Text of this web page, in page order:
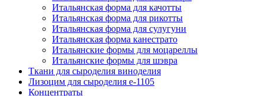
Итальянская форма для качотты
Итальянская форма для рикотты
Итальянская форма для сулугуни
Итальянская форма канестрато
Итальянские формы для моцареллы
Итальянские формы для шэвра
Ткани для сыроделия виноделия
Лизоцим для сыроделия e-1105
Концентраты